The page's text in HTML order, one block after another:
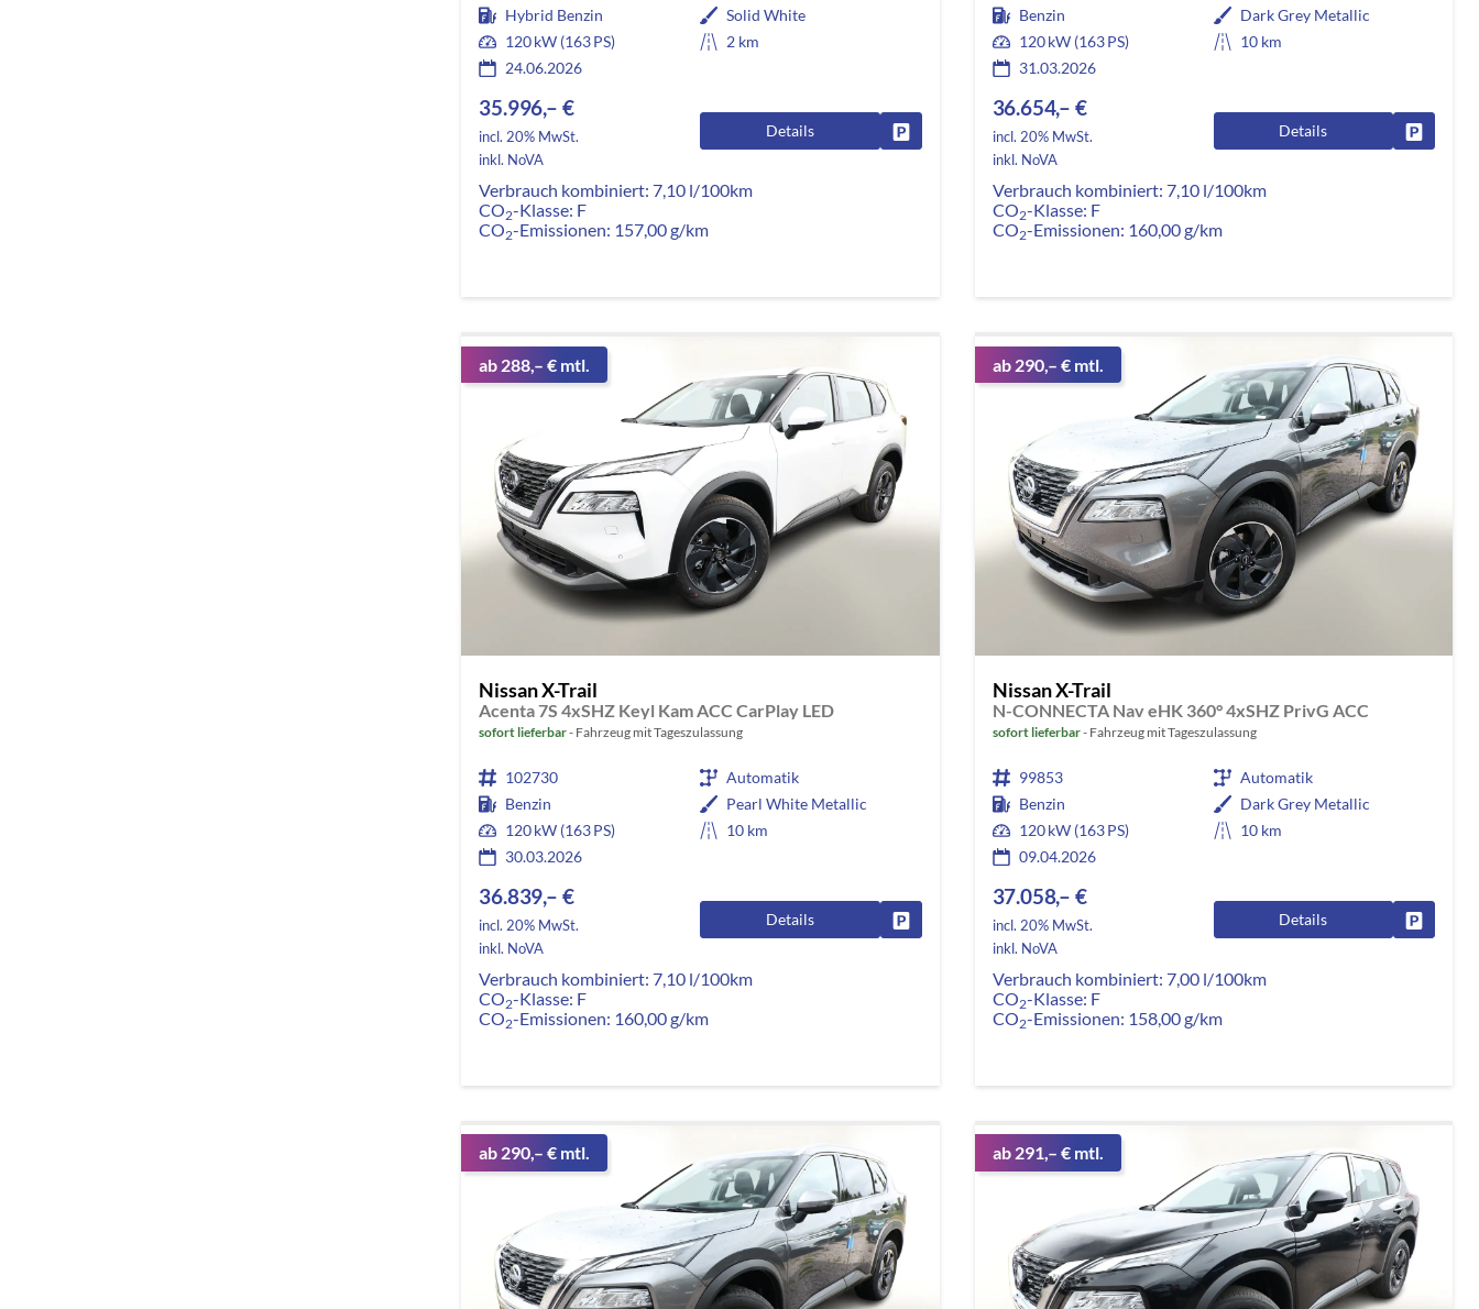
Hybrid Benzin
Solid White
120 kW (163 PS)
2 km
24.06.2026
35.996,– €
incl. 20% MwSt.
inkl. NoVA
Details Fahrzeug parken
Verbrauch kombiniert: 7,10 l/100km
CO2-Klasse: F
CO2-Emissionen: 157,00 g/km
Benzin
Dark Grey Metallic
120 kW (163 PS)
10 km
31.03.2026
36.654,– €
incl. 20% MwSt.
inkl. NoVA
Details
Verbrauch kombiniert: 7,10 l/100km
CO2-Klasse: F
CO2-Emissionen: 160,00 g/km
ab 288,– € mtl.
Nissan X-Trail
Acenta 7S 4xSHZ Keyl Kam ACC CarPlay LED
sofort lieferbar Fahrzeug mit Tageszulassung
102730
Automatik
Benzin
Pearl White Metallic
120 kW (163 PS)
10 km
30.03.2026
36.839,– €
incl. 20% MwSt.
inkl. NoVA
Details Fahrzeug parken
Verbrauch kombiniert: 7,10 l/100km
CO2-Klasse: F
CO2-Emissionen: 160,00 g/km
ab 290,– € mtl.
Nissan X-Trail
N-CONNECTA Nav eHK 360° 4xSHZ PrivG ACC
sofort lieferbar Fahrzeug mit Tageszulassung
99853
Automatik
Benzin
Dark Grey Metallic
120 kW (163 PS)
10 km
09.04.2026
37.058,– €
incl. 20% MwSt.
inkl. NoVA
Details
Verbrauch kombiniert: 7,00 l/100km
CO2-Klasse: F
CO2-Emissionen: 158,00 g/km
ab 290,– € mtl. ab 291,– € mtl.